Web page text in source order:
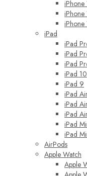
iPhone
iPhone
iPhone
iPad
iPad
iPad
iPad
iPad 10
iPad 9
iPad
iPad
iPad
iPad
iPad
AirPods
Apple Watch
Apple